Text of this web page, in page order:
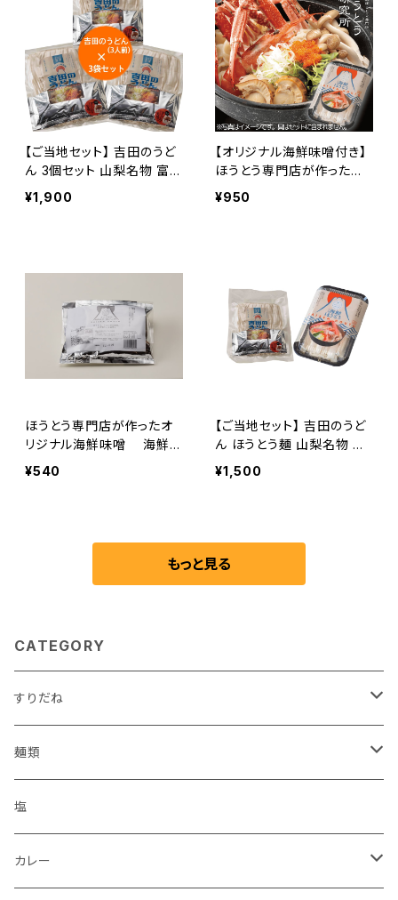
【ご当地セット】 吉田のうど
ん 3個セット 山梨名物 富士
吉田名物 山梨土産 山梨グ
ルメ ご当地グルメ お取り寄
¥1,900
【オリジナル海鮮味噌付き】
ほうとう専門店が作ったほ
うとう麺（2人前）ギフト プレ
¥950
ほうとう専門店が作ったオ
リジナル海鮮味噌 海鮮
味噌 ほうとう みそつゆ ３
¥540
【ご当地セット】 吉田のうど
ん ほうとう麺 山梨名物 富
士吉田名物 山梨土産 山梨
グルメ ご当地グルメ お取り
¥1,500
もっと見る
CATEGORY
すりだね
瓶
ワインパミス
島とうがらし
パック
こんにゃく
麺類
うどん
ほうとう
塩
カレー